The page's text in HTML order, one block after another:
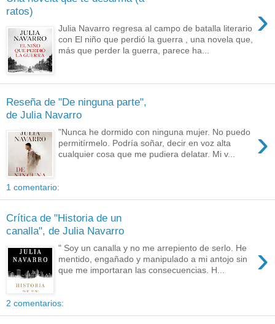
ratos)
›
Julia Navarro regresa al campo de batalla literario
con El niño que perdió la guerra , una novela que,
más que perder la guerra, parece ha...
Reseña de "De ninguna parte",
de Julia Navarro
›
"Nunca he dormido con ninguna mujer. No puedo
permitírmelo. Podría soñar, decir en voz alta
cualquier cosa que me pudiera delatar. Mi v...
1 comentario:
Crítica de "Historia de un
canalla", de Julia Navarro
›
" Soy un canalla y no me arrepiento de serlo. He
mentido, engañado y manipulado a mi antojo sin
que me importaran las consecuencias. H...
2 comentarios: